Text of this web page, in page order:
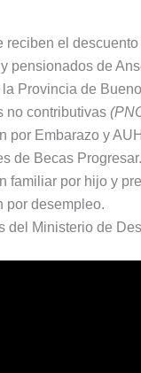
reciben el
pensionados de
Provincia de
no contributivas
por Embarazo y
de Becas Progresar.
familiar por hijo y
por desempleo.
del Ministerio de